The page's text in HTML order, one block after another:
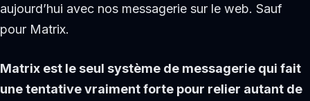
aujourd’hui avec nos messagerie sur le web. Sauf
pour Matrix.
Matrix est le seul système de messagerie qui fait
une tentative vraiment forte pour relier autant de